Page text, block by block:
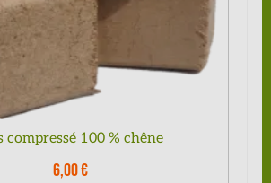
compressé 100 % chêne
6,00 €